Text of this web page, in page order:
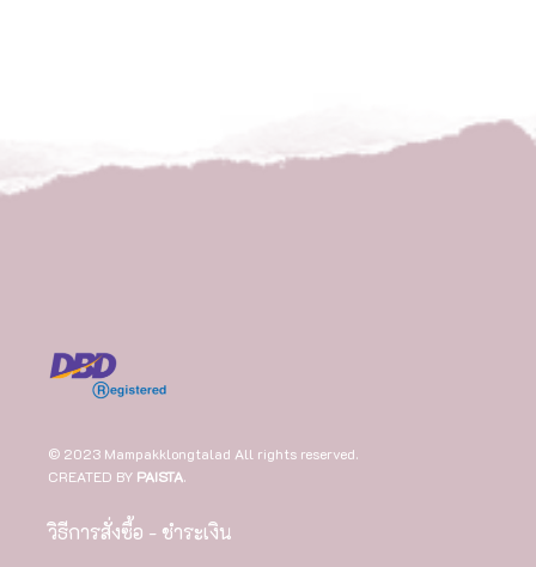
© 2023 Mampakklongtalad All rights reserved.
CREATED BY PAISTA.
วิธีการสั่งซื้อ - ชำระเงิน